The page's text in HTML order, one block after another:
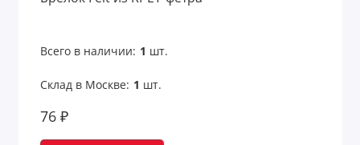
Всё для рисования
Всего в наличии: 1 шт.
Склад в Москве: 1 шт.
76 ₽